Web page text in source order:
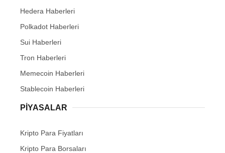
Hedera Haberleri
Polkadot Haberleri
Sui Haberleri
Tron Haberleri
Memecoin Haberleri
Stablecoin Haberleri
PIYASALAR
Kripto Para Fiyatları
Kripto Para Borsaları